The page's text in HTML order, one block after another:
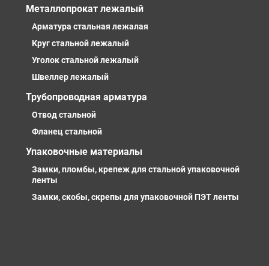
Металлопрокат лежалый
Арматура стальная лежалая
Круг стальной лежалый
Уголок стальной лежалый
Швеллер лежалый
Трубопроводная арматура
Отвод стальной
Фланец стальной
Упаковочные материалы
Замки, пломбы, крепеж для стальной упаковочной
ленты
Замки, скобы, скрепы для упаковочной ПЭТ ленты